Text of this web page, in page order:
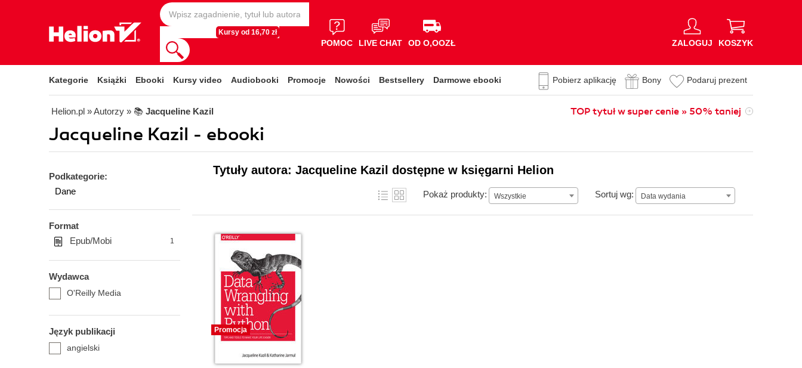
Kursy od 16,70 zł
POMOC LIVE CHAT OD O,OOZŁ ZALOGUJ KOSZYK
Kategorie Książki Ebooki Kursy video Audiobooki Promocje Nowości Bestsellery Darmowe ebooki Pobierz aplikację Bony Podaruj prezent
Helion.pl » Autorzy » 📚 Jacqueline Kazil TOP tytuł w super cenie » 50% taniej
Jacqueline Kazil - ebooki
Podkategorie:
Dane
Format
Epub/Mobi
1
Wydawca
O'Reilly Media
Język publikacji
angielski
Tytuły autora: Jacqueline Kazil dostępne w księgarni Helion
Pokaż produkty: Wszystkie Sortuj wg: Data wydania
Data wydania
Promocja